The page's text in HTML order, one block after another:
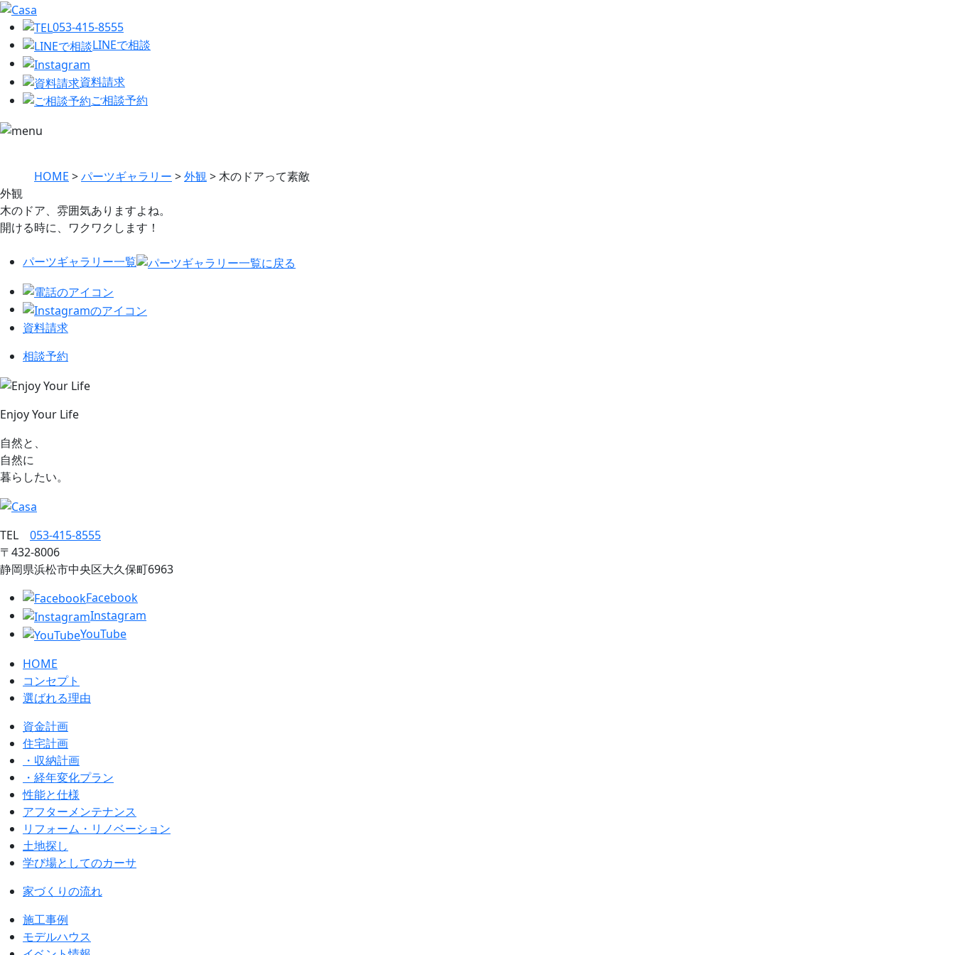
053-415-8555
LINEで相談
資料請求
ご相談予約
HOME >パーツギャラリー >外観>木のドアって素敵
外観
木のドア、雰囲気ありますよね。
開ける時に、ワクワクします！
パーツギャラリー一覧
資料請求
相談予約
Enjoy Your Life
自然と、
自然に
暮らしたい。
TEL 053‐415‐8555
〒432‐8006
静岡県浜松市中央区大久保町6963
Facebook
Instagram
YouTube
HOME
コンセプト
選ばれる理由
資金計画
住宅計画
・収納計画
・経年変化プラン
性能と仕様
アフターメンテナンス
リフォーム・リノベーション
土地探し
学び場としてのカーサ
家づくりの流れ
施工事例
モデルハウス